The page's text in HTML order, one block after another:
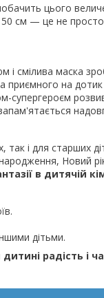
цього
см — це не
і смілива маска
приємного на
супергероєм
так і для старших
Новий
в дитячій
дітьми.
радість і